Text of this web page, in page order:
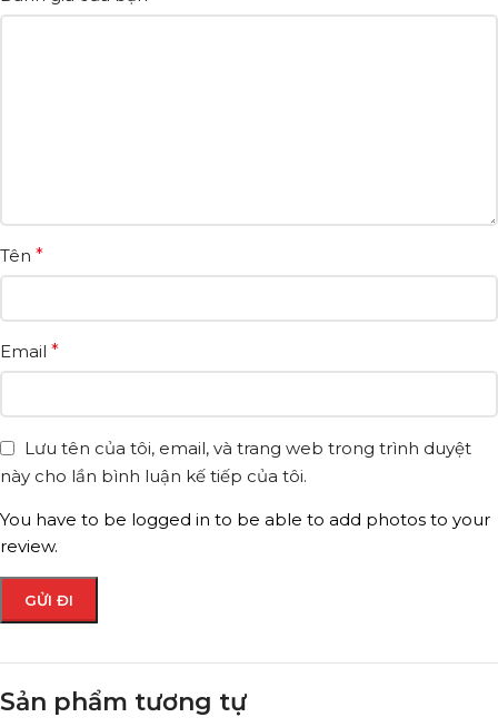
Tên *
Email *
Lưu tên của tôi, email, và trang web trong trình duyệt
này cho lần bình luận kế tiếp của tôi.
You have to be logged in to be able to add photos to your
review.
Sản phẩm tương tự